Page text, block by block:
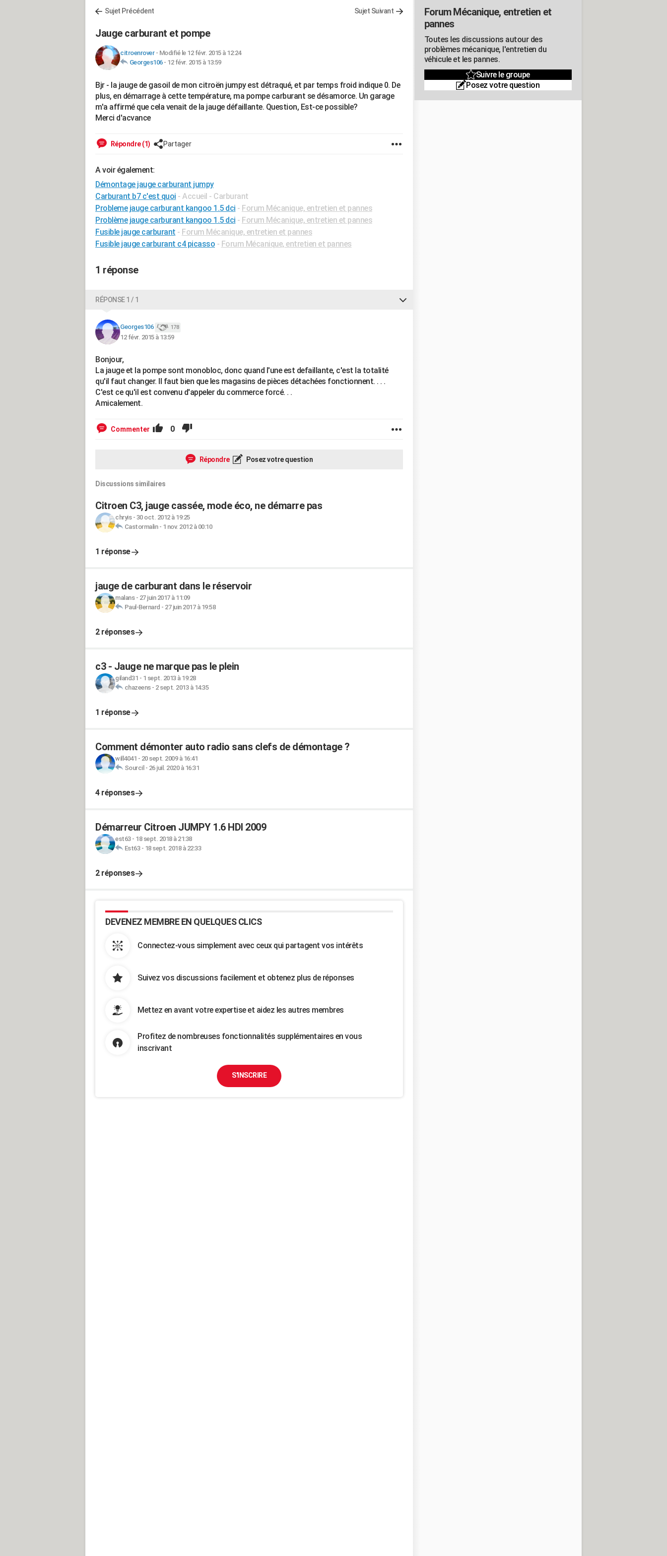
Sujet Précédent Sujet Suivant
Jauge carburant et pompe
citroenrover- Modifié le 12 févr. 2015 à 12:24
Georges106- 12 févr. 2015 à 13:59
Bjr - la jauge de gasoil de mon citroën jumpy est détraqué, et par temps froid indique 0. De
plus, en démarrage à cette température, ma pompe carburant se désamorce. Un garage
m'a affirmé que cela venait de la jauge défaillante. Question, Est-ce possible?
Merci d'acvance
Répondre (1) Partager
A voir également:
Démontage jauge carburant jumpy
Carburant b7 c'est quoi - Accueil - Carburant
Probleme jauge carburant kangoo 1.5 dci - Forum Mécanique, entretien et pannes
Problème jauge carburant kangoo 1.5 dci - Forum Mécanique, entretien et pannes
Fusible jauge carburant - Forum Mécanique, entretien et pannes
Fusible jauge carburant c4 picasso - Forum Mécanique, entretien et pannes
1 réponse
RÉPONSE 1 / 1
Georges106 178
12 févr. 2015 à 13:59
Bonjour,
La jauge et la pompe sont monobloc, donc quand l'une est defaillante, c'est la totalité
qu'il faut changer. Il faut bien que les magasins de pièces détachées fonctionnent. . . .
C'est ce qu'il est convenu d'appeler du commerce forcé. . .
Amicalement.
Commenter 0
Répondre Posez votre question
Discussions similaires
Citroen C3, jauge cassée, mode éco, ne démarre pas
chryis- 30 oct. 2012 à 19:25
Castormalin- 1 nov. 2012 à 00:10
1 réponse
jauge de carburant dans le réservoir
malans- 27 juin 2017 à 11:09
Paul-Bernard - 27 juin 2017 à 19:58
2 réponses
c3 - Jauge ne marque pas le plein
giland31 - 1 sept. 2013 à 19:28
chazeens- 2 sept. 2013 à 14:35
1 réponse
Comment démonter auto radio sans clefs de démontage ?
will4041 - 20 sept. 2009 à 16:41
Sourcil - 26 juil. 2020 à 16:31
4 réponses
Démarreur Citroen JUMPY 1.6 HDI 2009
est63- 18 sept. 2018 à 21:38
Est63- 18 sept. 2018 à 22:33
2 réponses
DEVENEZ MEMBRE EN QUELQUES CLICS
Connectez-vous simplement avec ceux qui partagent vos intérêts
Suivez vos discussions facilement et obtenez plus de réponses
Mettez en avant votre expertise et aidez les autres membres
Profitez de nombreuses fonctionnalités supplémentaires en vous
inscrivant
S'INSCRIRE
Forum Mécanique, entretien et
pannes
Toutes les discussions autour des
problèmes mécanique, l'entretien du
véhicule et les pannes.
Suivre le groupe
Posez votre question